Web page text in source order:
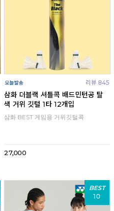
리뷰 845
삼화 더블랙 셔틀콕 배드민턴공 탈
색 거위 깃털 1타 12개입
삼화 BEST 게임용 거위깃털콕
27,000
BEST
10